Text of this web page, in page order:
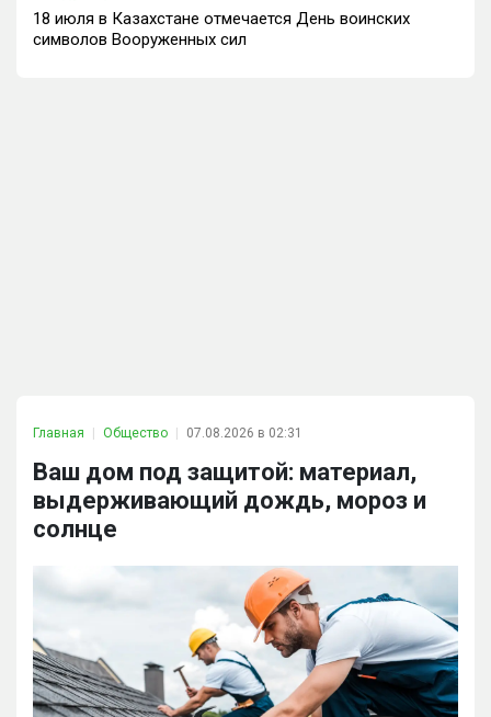
18 июля в Казахстане отмечается День воинских
символов Вооруженных сил
Главная Общество 07.08.2026 в 02:31
Ваш дом под защитой: материал,
выдерживающий дождь, мороз и
солнце